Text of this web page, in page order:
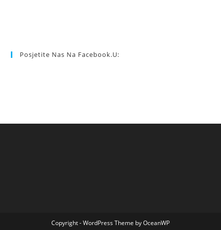
Posjetite Nas Na Facebook.u:
Copyright - WordPress Theme by OceanWP